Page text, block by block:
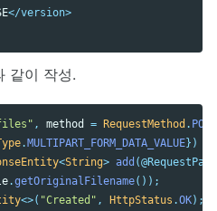
</version>
같이 작성.
, method = RequestMethod . POST
.MULTIPART_FORM_DATA_VALUE})
<String> add (
.getOriginalFilename());
<>( "Created" , HttpStatus .OK);